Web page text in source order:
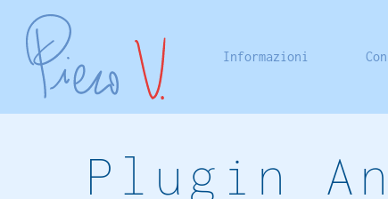
Informazioni
Plugin